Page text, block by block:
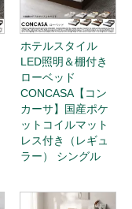
ホテルスタイル
LED照明＆棚付き
ローベッド
CONCASA【コン
カーサ】国産ポケ
ットコイルマット
レス付き（レギュ
ラー） シングル